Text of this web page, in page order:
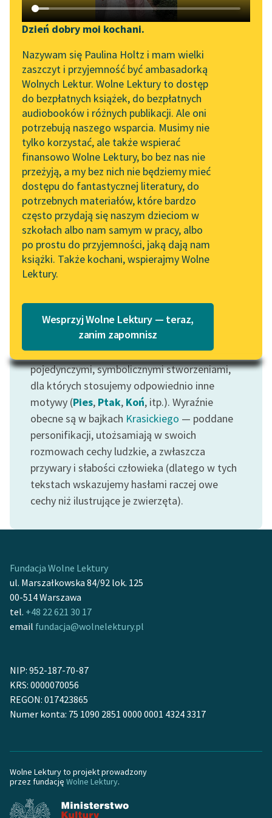
Katalog DAISY
Podkasty o książkach
Zgłoś brak utworu
Aktualności
Spotkanie z Katarzyną
Tunkiel w Oslo
Wolne Lektury na 32.
Pol’and’Rock Festivalu
„Kochanek Lady
Chatterley” do słuchania
na Wolnych Lekturach
Nowy audiobook –
„Marzenie o Oriencie”
Sophie Elkan
Kolekcja Nadwyraz.com x
Wolne Lektury – idealna na
Lektury szkolne i klasyka
literatury do słuchania dla
uczennic i uczniów z
niepełnosprawnościami
E-kolekcja lektur
szkolnych i literatury do
uczniów z
niepełnosprawnościami
Popularyzacja
Ręce pełne poezji
Kolekcje edukacyjne
twórców przechodzących
do domeny publicznej,
Starego Testamentu
Odkurzamy bohaterów
Szkoła Poezji Wolnych
Narzędzia
Mapa Wolnych Lektur
Leśmianator
Przewodnik dla piszących i
czytających
API
OAI-PMH
Widget Wolnych Lektur
Przypisy
Katalog w formacie PDF
O nas
Kontakt
O projekcie
Dzień dobry moi kochani.
Nazywam się Paulina Holtz i mam wielki
zaszczyt i przyjemność być ambasadorką
Wolnych Lektur. Wolne Lektury to dostęp
do bezpłatnych książek, do bezpłatnych
audiobooków i różnych publikacji. Ale oni
potrzebują naszego wsparcia. Musimy nie
tylko korzystać, ale także wspierać
finansowo Wolne Lektury, bo bez nas nie
przeżyją, a my bez nich nie będziemy mieć
dostępu do fantastycznej literatury, do
potrzebnych materiałów, które bardzo
często przydają się naszym dzieciom w
szkołach albo nam samym w pracy, albo
po prostu do przyjemności, jaką dają nam
książki. Także kochani, wspierajmy Wolne
Lektury.
Wesprzyj Wolne Lektury — teraz,
zanim zapomnisz
Artur Oppman
Wszyscy trzej siedzieli
przed budką
pustelnika, na ławie,
uczynionej z dwóch
pieńków, na których
położono...
Czytaj więcej
Motyw: Zwierzęta
(przylot bocianów zwiastujący wiosnę), a
także zagrożenia; bywają również niemymi
świadkami losu bohaterów literackich. Motyw
łączy się bardziej z mnogością zwierząt aniżeli
pojedynczymi, symbolicznymi stworzeniami,
dla których stosujemy odpowiednio inne
motywy (Pies, Ptak, Koń, itp.). Wyraźnie
obecne są w bajkach Krasickiego — poddane
personifikacji, utożsamiają w swoich
rozmowach cechy ludzkie, a zwłaszcza
przywary i słabości człowieka (dlatego w tych
tekstach wskazujemy hasłami raczej owe
cechy niż ilustrujące je zwierzęta).
Fundacja Wolne Lektury
ul. Marszałkowska 84/92 lok. 125
00-514 Warszawa
tel. +48 22 621 30 17
email fundacja@wolnelektury.pl
NIP: 952-187-70-87
KRS: 0000070056
REGON: 017423865
Numer konta: 75 1090 2851 0000 0001 4324 3317
Wolne Lektury to projekt prowadzony
przez fundację Wolne Lektury.